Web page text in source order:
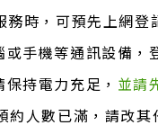
時，可預先上網登
手機等通訊設備，
持電力充足， 並請
約人數已滿，請改